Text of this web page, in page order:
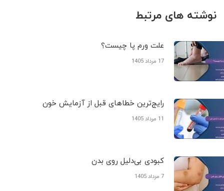
نوشته های مرتبط
علت ورم پا چیست؟
17 مرداد 1405
رایج‌ترین خطاهای قبل از آزمایش خون
11 مرداد 1405
کبودی‌ بی‌دلیل روی بدن
7 مرداد 1405